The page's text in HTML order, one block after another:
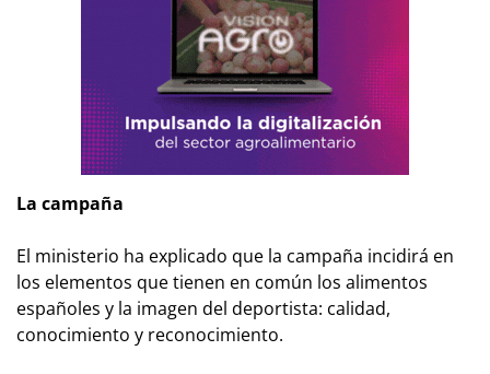
La campaña
El ministerio ha explicado que la campaña incidirá en
los elementos que tienen en común los alimentos
españoles y la imagen del deportista: calidad,
conocimiento y reconocimiento.